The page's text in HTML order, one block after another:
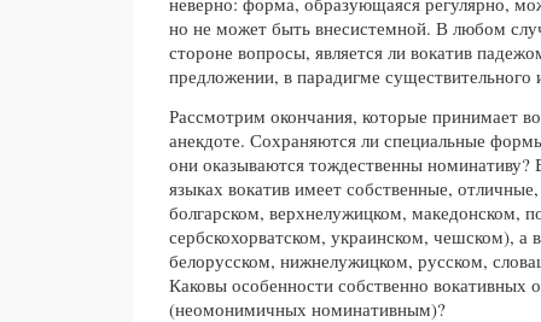
но не может быть внесистемной. В любом
стороне вопросы, является ли вокатив
предложении, в парадигме существительного
Рассмотрим окончания, которые принимает
анекдоте. Сохраняются ли специальные
они оказываются тождественны номинативу?
языках вокатив имеет собственные,
болгарском, верхнелужицком, македонском,
сербскохорватском, украинском, чешском), а
белорусском, нижнелужицком, русском,
Каковы особенности собственно вокативных
(неомонимичных номинативным)?